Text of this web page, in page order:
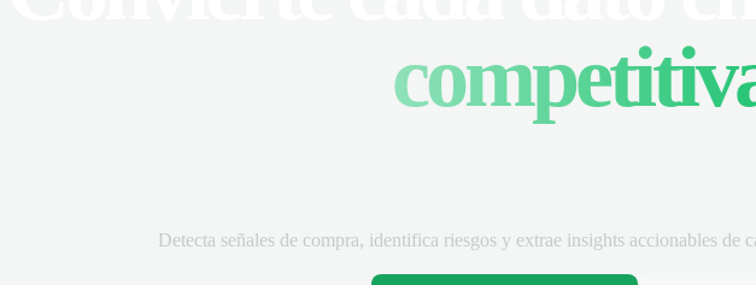
Detecta señales de compra, identifica riesgos y extrae insights accionables de